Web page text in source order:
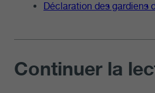
Déclaration des gardiens
Continuer la